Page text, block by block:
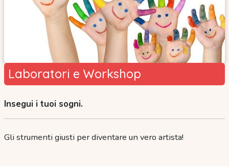
Laboratori e Workshop
Insegui i tuoi sogni.
Gli strumenti giusti per diventare un vero artista!